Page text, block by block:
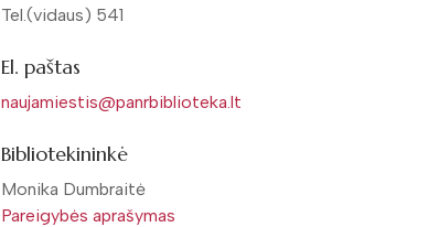
Tel.(vidaus) 541
El. paštas
naujamiestis@panrbiblioteka.lt
Bibliotekininkė
Monika Dumbraitė
Pareigybės aprašymas